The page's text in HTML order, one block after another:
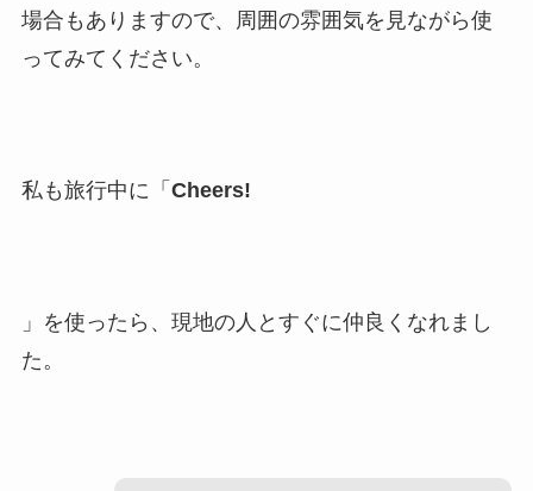
場合もありますので、周囲の雰囲気を見ながら使
ってみてください。
私も旅行中に「 Cheers!
」を使ったら、現地の人とすぐに仲良くなれまし
た。